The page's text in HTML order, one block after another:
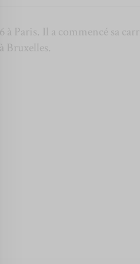
Paris. Il a commencé sa
Bruxelles.